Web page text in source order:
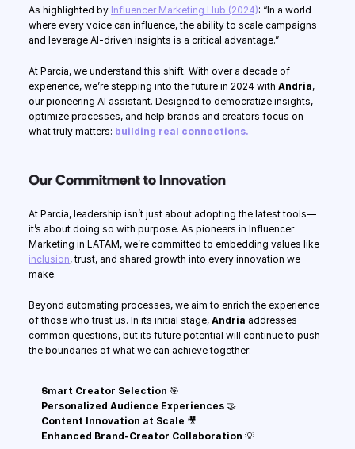
As highlighted by Influencer Marketing Hub (2024): “In a world
where every voice can influence, the ability to scale campaigns
and leverage AI-driven insights is a critical advantage.”
At Parcia, we understand this shift. With over a decade of
experience, we’re stepping into the future in 2024 with Andria,
our pioneering AI assistant. Designed to democratize insights,
optimize processes, and help brands and creators focus on
what truly matters: building real connections.
Our Commitment to Innovation
At Parcia, leadership isn’t just about adopting the latest tools—
it’s about doing so with purpose. As pioneers in Influencer
inclusion, trust, and shared growth into every innovation we
make.
Beyond automating processes, we aim to enrich the experience
of those who trust us. In its initial stage, Andria addresses
common questions, but its future potential will continue to push
the boundaries of what we can achieve together:
Smart Creator Selection 🎯
Personalized Audience Experiences 🤝
Content Innovation at Scale 🎥
Enhanced Brand-Creator Collaboration 💡